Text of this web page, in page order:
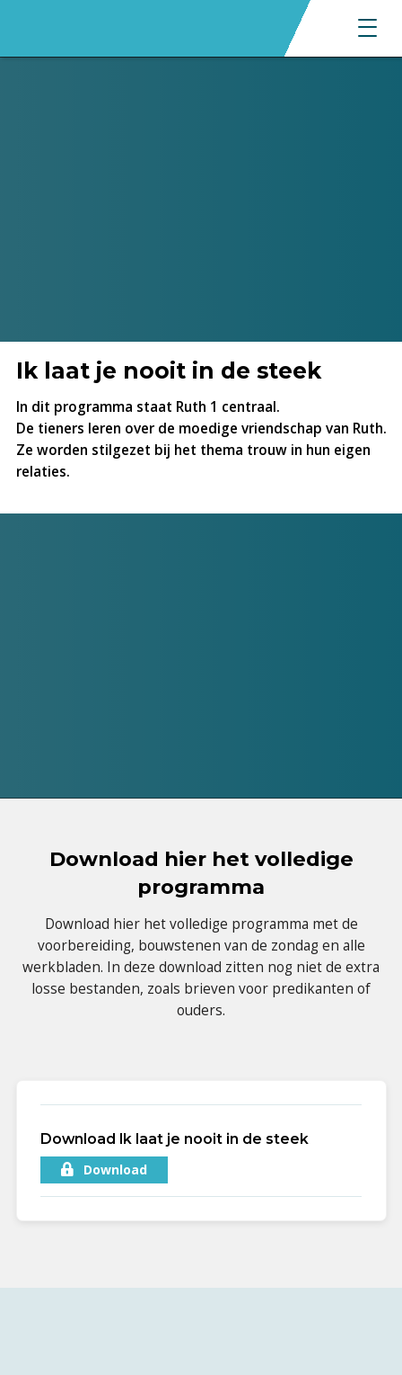
Ik laat je nooit in de steek
In dit programma staat Ruth 1 centraal.
De tieners leren over de moedige vriendschap van Ruth.
Ze worden stilgezet bij het thema trouw in hun eigen
relaties.
Download hier het volledige
programma
Download hier het volledige programma met de
voorbereiding, bouwstenen van de zondag en alle
werkbladen. In deze download zitten nog niet de extra
losse bestanden, zoals brieven voor predikanten of
ouders.
Download Ik laat je nooit in de steek
Download